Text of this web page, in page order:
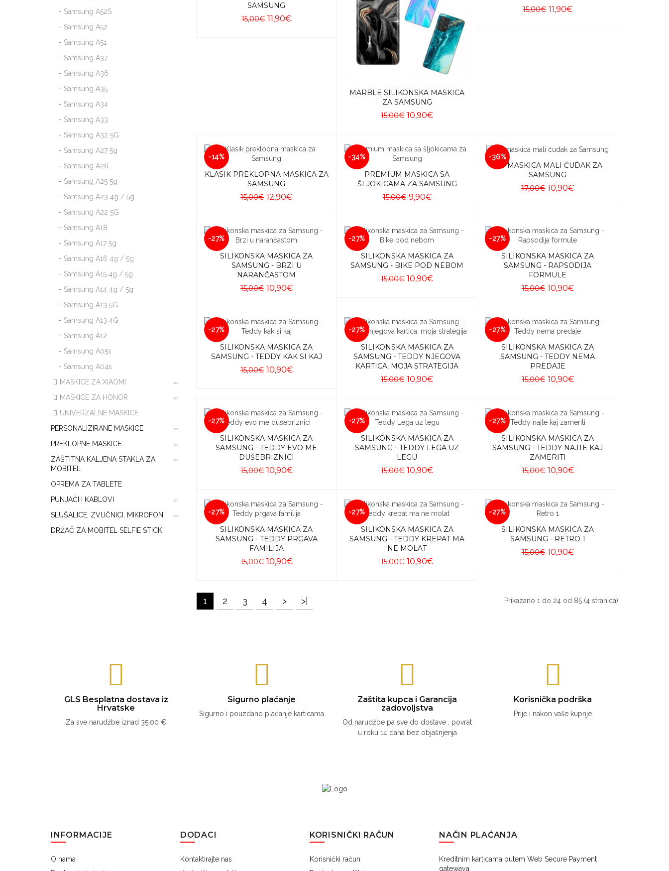
Samsung A52S
Samsung A52
Samsung A51
Samsung A37
Samsung A36
Samsung A35
Samsung A34
Samsung A33
Samsung A32 5G
Samsung A27 5g
Samsung A26
Samsung A25 5g
Samsung A23 4g / 5g
Samsung A22 5G
Samsung A18
Samsung A17 5g
Samsung A16 4g / 5g
Samsung A15 4g / 5g
Samsung A14 4g / 5g
Samsung A13 5G
Samsung A13 4G
Samsung A12
Samsung A05s
Samsung A04s
MASKICE ZA XIAOMI
MASKICE ZA HONOR
UNIVERZALNE MASKICE
PERSONALIZIRANE MASKICE
PREKLOPNE MASKICE
ZAŠTITNA KALJENA STAKLA ZA
MOBITEL
OPREMA ZA TABLETE
PUNJAČI I KABLOVI
SLUŠALICE, ZVUČNICI, MIKROFONI
DRŽAČ ZA MOBITEL SELFIE STICK
SAMSUNG
15,00€ 11,90€
MARBLE SILIKONSKA MASKICA
ZA SAMSUNG
15,00€ 10,90€
15,00€ 11,90€
-14%
KLASIK PREKLOPNA MASKICA ZA
SAMSUNG
15,00€ 12,90€
-34%
PREMIUM MASKICA SA
ŠLJOKICAMA ZA SAMSUNG
15,00€ 9,90€
-36%
HIT MASKICA MALI ČUDAK ZA
SAMSUNG
17,00€ 10,90€
-27%
SILIKONSKA MASKICA ZA
SAMSUNG - BRZI U
NARANČASTOM
15,00€ 10,90€
-27%
SILIKONSKA MASKICA ZA
SAMSUNG - BIKE POD NEBOM
15,00€ 10,90€
-27%
SILIKONSKA MASKICA ZA
SAMSUNG - RAPSODIJA
FORMULE
15,00€ 10,90€
-27%
SILIKONSKA MASKICA ZA
SAMSUNG - TEDDY KAK SI KAJ
15,00€ 10,90€
-27%
SILIKONSKA MASKICA ZA
SAMSUNG - TEDDY NJEGOVA
KARTICA, MOJA STRATEGIJA
15,00€ 10,90€
-27%
SILIKONSKA MASKICA ZA
SAMSUNG - TEDDY NEMA
PREDAJE
15,00€ 10,90€
-27%
SILIKONSKA MASKICA ZA
SAMSUNG - TEDDY EVO ME
DUŠEBRIZNICI
15,00€ 10,90€
-27%
SILIKONSKA MASKICA ZA
SAMSUNG - TEDDY LEGA UZ
LEGU
15,00€ 10,90€
-27%
SILIKONSKA MASKICA ZA
SAMSUNG - TEDDY NAJTE KAJ
ZAMERITI
15,00€ 10,90€
-27%
SILIKONSKA MASKICA ZA
SAMSUNG - TEDDY PRGAVA
FAMILIJA
15,00€ 10,90€
-27%
SILIKONSKA MASKICA ZA
SAMSUNG - TEDDY KREPAT MA
NE MOLAT
15,00€ 10,90€
-27%
SILIKONSKA MASKICA ZA
SAMSUNG - RETRO 1
15,00€ 10,90€
1 2 3 4 > >| Prikazano 1 do 24 od 85 (4 stranica)
GLS Besplatna dostava iz
Hrvatske
Za sve narudžbe iznad 35,00 €
Sigurno plaćanje
Sigurno i pouzdano plaćanje karticama
Zaštita kupca i Garancija
zadovoljstva
Od narudžbe pa sve do dostave , povrat
u roku 14 dana bez objašnjenja
Korisnička podrška
Prije i nakon vaše kupnje
INFORMACIJE
O nama
DODACI
Kontaktirajte nas
KORISNIČKI RAČUN
Korisnički račun
NAČIN PLAĆANJA
Kreditnim karticama putem Web Secure Payment
gatewaya